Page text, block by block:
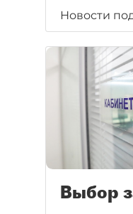
Новости
Выбор